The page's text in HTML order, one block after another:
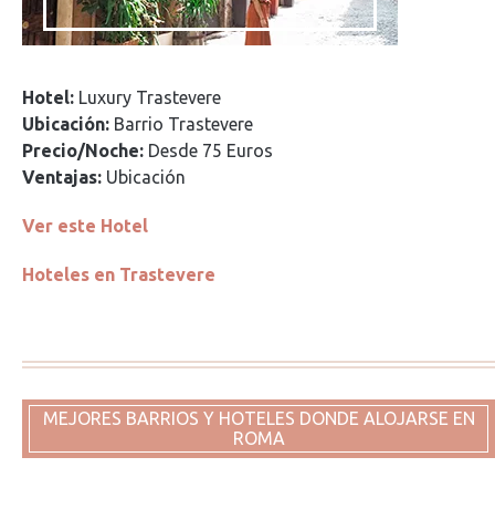
Hotel: Luxury Trastevere
Ubicación: Barrio Trastevere
Precio/Noche: Desde 75 Euros
Ventajas: Ubicación
Ver este Hotel
Hoteles en Trastevere
MEJORES BARRIOS Y HOTELES DONDE ALOJARSE EN
ROMA